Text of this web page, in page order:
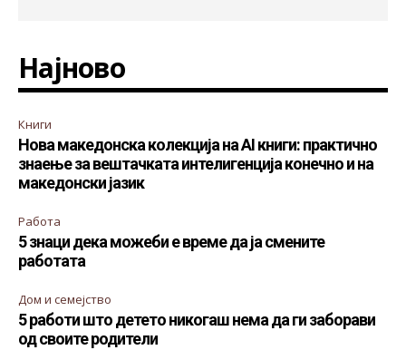
Најново
Книги
Нова македонска колекција на AI книги: практично
знаење за вештачката интелигенција конечно и на
македонски јазик
Работа
5 знаци дека можеби е време да ја смените
работата
Дом и семејство
5 работи што детето никогаш нема да ги заборави
од своите родители